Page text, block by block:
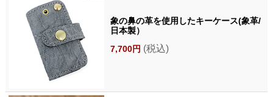
象の鼻の革を使用したキーケース(象革/
日本製）
7,700円 (税込)